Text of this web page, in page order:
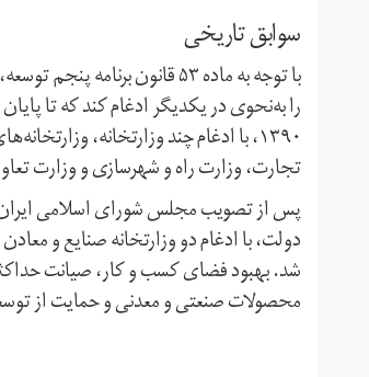
سوابق تاریخی
با توجه به ماده ۵۳ قانون
۱۳۹۰، با ادغام چند وزارتخانه،
تجارت، وزارت راه و شهرسازی و وزارت
دولت، با ادغام دو وزارتخانه صنایع و
شد. بهبود فضای کسب و کار، صیانت
محصولات صنعتی و معدنی و حمایت از